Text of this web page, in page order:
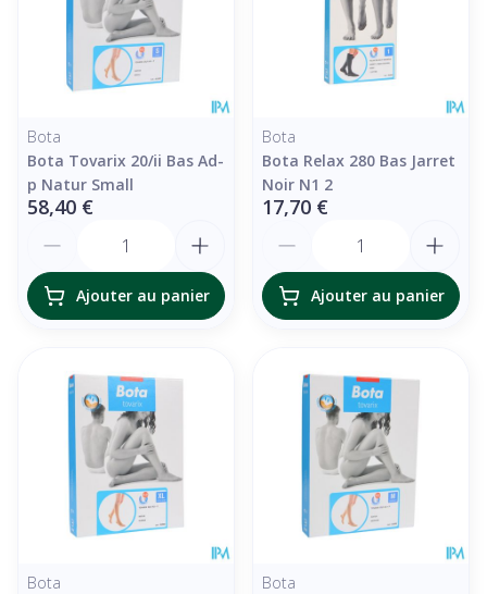
Bota
Bota Tovarix 20/ii Bas Ad-
p Natur Small
58,40 €
Ajouter au panier
Bota
Bota Relax 280 Bas Jarret
Noir N1 2
17,70 €
Ajouter au panier
Bota
Bota